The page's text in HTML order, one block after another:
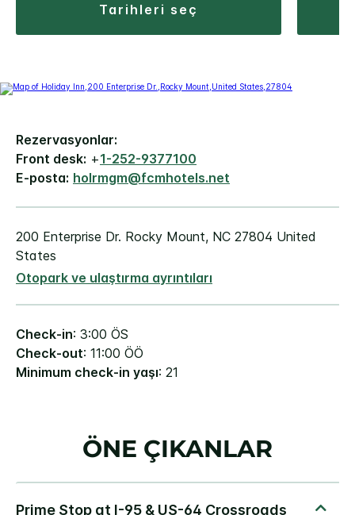
tarihleri seç
Rezervasyonlar:
Front desk: +1-252-9377100
E-posta: holrmgm@fcmhotels.net
200 Enterprise Dr. Rocky Mount, NC 27804 United
States
Otopark ve ulaştırma ayrıntıları
Check-in: 3:00 ÖS
Check-out: 11:00 ÖÖ
Minimum check-in yaşı: 21
ÖNE ÇIKANLAR